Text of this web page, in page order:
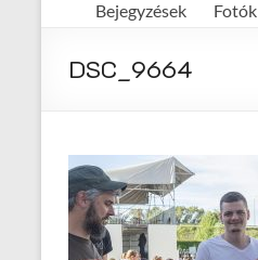
Házisörfőző
Bejegyzések Fotók
DSC_9664